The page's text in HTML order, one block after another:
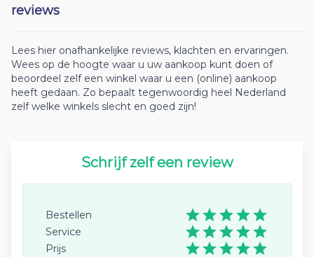
reviews
Lees hier onafhankelijke reviews, klachten en ervaringen.
Wees op de hoogte waar u uw aankoop kunt doen of
beoordeel zelf een winkel waar u een (online) aankoop
heeft gedaan. Zo bepaalt tegenwoordig heel Nederland
zelf welke winkels slecht en goed zijn!
Schrijf zelf een review
Bestellen
Service
Prijs